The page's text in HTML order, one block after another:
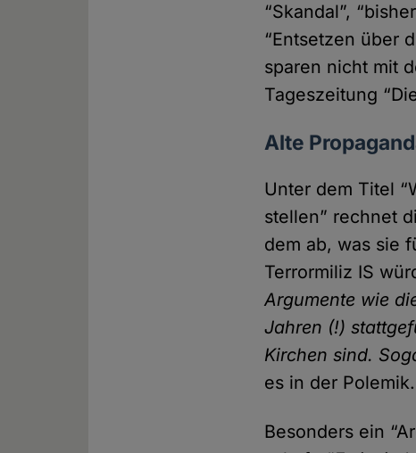
“Skandal”,
“Entsetzen über
sparen nicht mit
Tageszeitung
Alte
Unter dem Titel
stellen” rechnet
dem ab, was sie
Terrormiliz IS
Argumente wie
Jahren (!)
Kirchen sind.
es in der Polemik.
Besonders ein